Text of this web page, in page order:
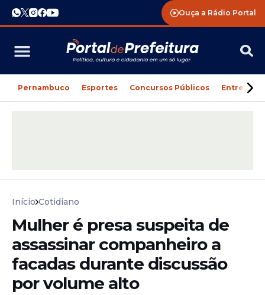
Ouça a Rádio Portal
Pernambuco Esportes Concursos Públicos
Início Cotidiano
Mulher é presa suspeita de
assassinar companheiro a
facadas durante discussão
por volume alto